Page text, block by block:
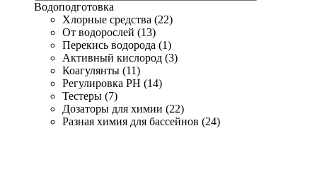
Водоподготовка
Хлорные средства (22)
От водорослей (13)
Перекись водорода (1)
Активный кислород (3)
Коагулянты (11)
Регулировка PH (14)
Тестеры (7)
Дозаторы для химии (22)
Разная химия для бассейнов (24)